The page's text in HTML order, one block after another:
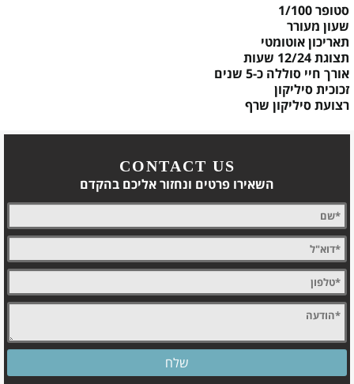
סטופר 1/100
שעון מעורר
תאריכון אוטומטי
תצוגת 12/24 שעות
אורך חיי סוללה כ-5 שנים
זכוכית סיליקון
רצועת סיליקון שרף
CONTACT US
השאירו פרטים ונחזור אליכם בהקדם